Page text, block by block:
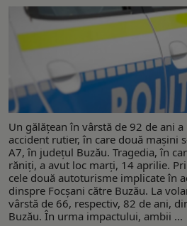
Un gălățean în vârstă de 92 de ani
accident rutier, în care două mașini
A7, în județul Buzău. Tragedia, în
răniți, a avut loc marți, 14 aprilie.
cele două autoturisme implicate în
dinspre Focșani către Buzău. La
vârstă de 66, respectiv, 82 de ani,
Buzău. În urma impactului, ambii ...